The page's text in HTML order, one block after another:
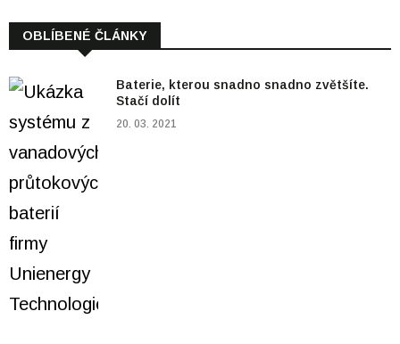
OBLÍBENÉ ČLÁNKY
Baterie, kterou snadno snadno zvětšíte.
Stačí dolít
20. 03. 2021